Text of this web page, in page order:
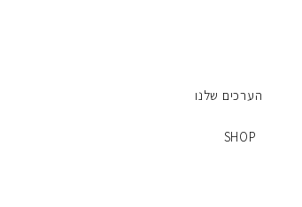
הערכים שלנו
SHOP